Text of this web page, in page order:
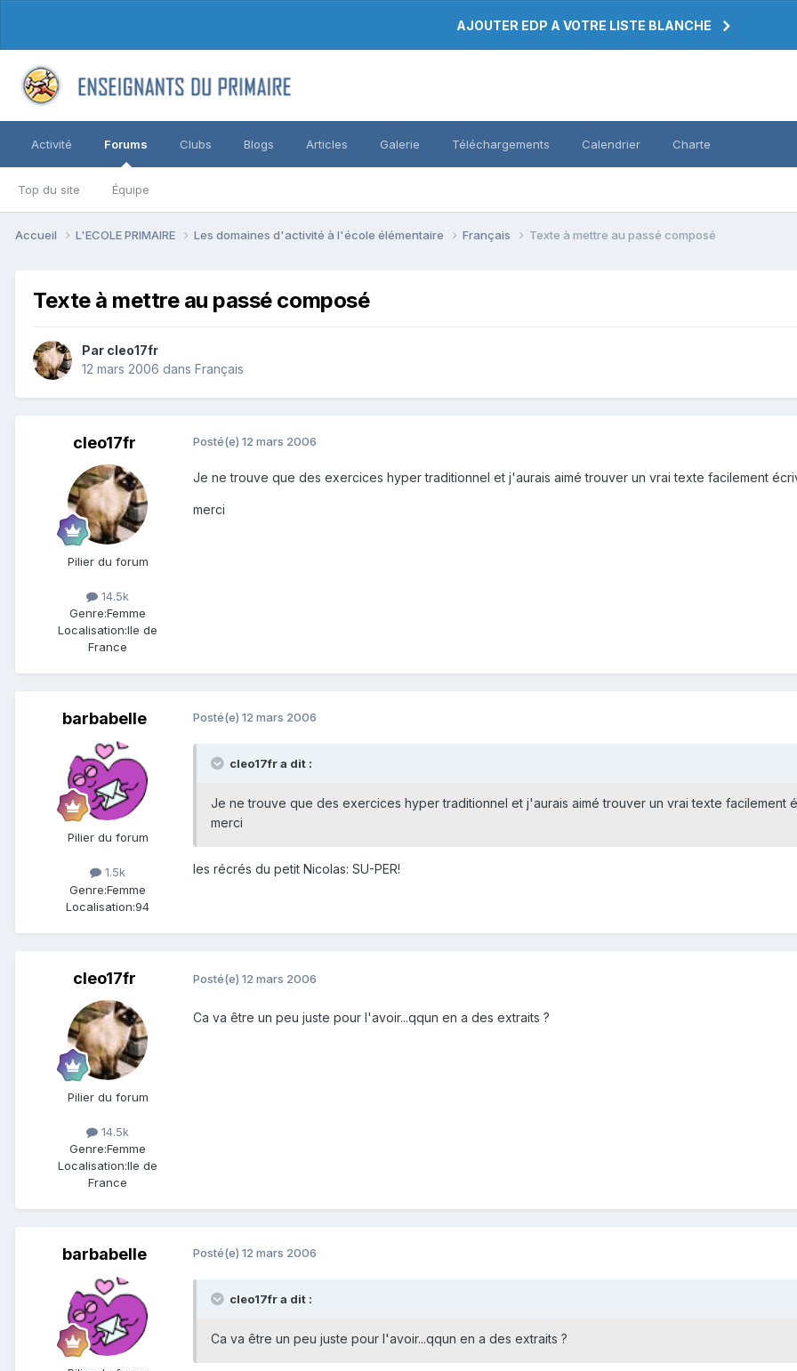
AJOUTER EDP A VOTRE LISTE BLANCHE
Activité Forums
Top du site Équipe
Clubs Blogs Articles Galerie Téléchargements Calendrier Charte
Accueil L'ECOLE PRIMAIRE Les domaines d'activité à l'école élémentaire Français Texte à mettre au passé composé
Texte à mettre au passé composé
Par cleo17fr
12 mars 2006 dans Français
cleo17fr
Pilier du forum
14.5k
Genre:Femme
Localisation:Ile de
France
Posté(e) 12 mars 2006
Je ne trouve que des exercices hyper traditionnel et j'aurais aimé trouver un vrai texte facilement
merci
barbabelle
Pilier du forum
1.5k
Genre:Femme
Localisation:94
Posté(e) 12 mars 2006
cleo17fr a dit :
Je ne trouve que des exercices hyper traditionnel et j'aurais aimé trouver un vrai texte facilement
merci
les récrés du petit Nicolas: SU-PER!
cleo17fr
Pilier du forum
14.5k
Genre:Femme
Localisation:Ile de
France
Posté(e) 12 mars 2006
Ca va être un peu juste pour l'avoir...qqun en a des extraits ?
barbabelle Posté(e) 12 mars 2006
cleo17fr a dit :
Ca va être un peu juste pour l'avoir...qqun en a des extraits ?